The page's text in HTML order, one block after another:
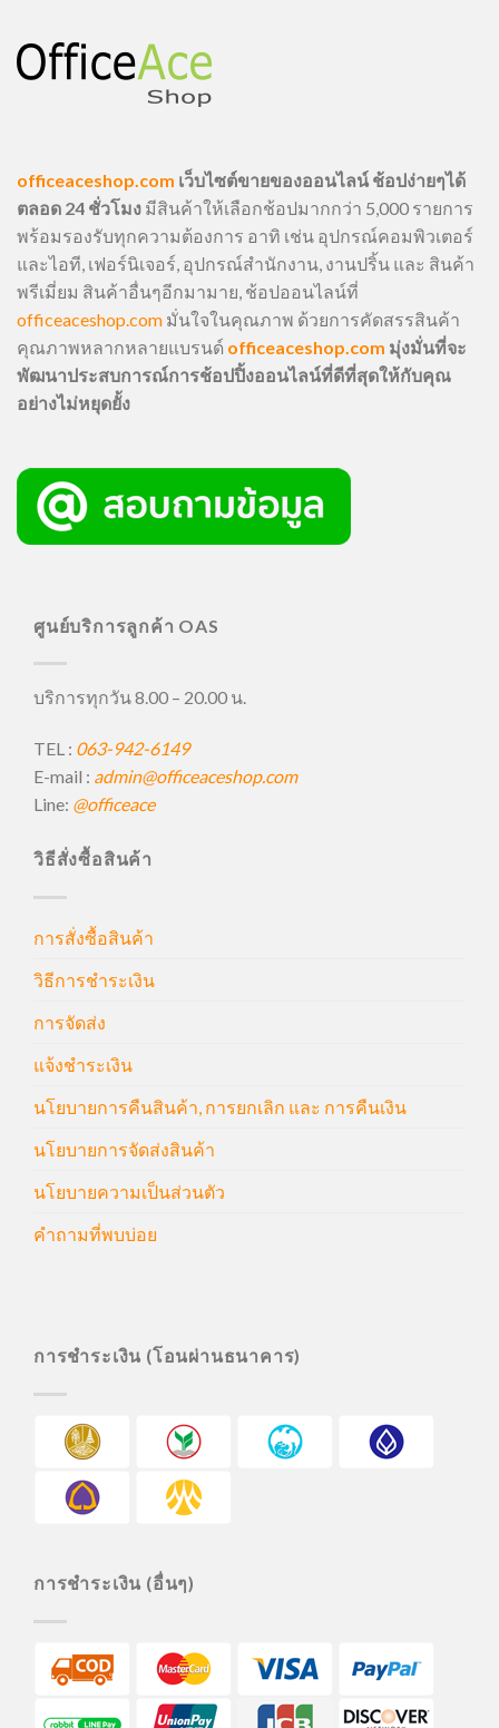
officeaceshop.com เว็บไซต์ขายของออนไลน์ ช้อปง่ายๆได้
ตลอด 24 ชั่วโมง มีสินค้าให้เลือกช้อปมากกว่า 5,000 รายการ
พร้อมรองรับทุกความต้องการ อาทิ เช่น อุปกรณ์คอมพิวเตอร์
และไอที, เฟอร์นิเจอร์, อุปกรณ์สำนักงาน, งานปริ้น และ สินค้า
พรีเมี่ยม สินค้าอื่นๆอีกมามาย, ช้อปออนไลน์ที่
officeaceshop.com มั่นใจในคุณภาพ ด้วยการคัดสรรสินค้า
คุณภาพหลากหลายแบรนด์ officeaceshop.com มุ่งมั่นที่จะ
พัฒนาประสบการณ์การช้อปปิ้งออนไลน์ที่ดีที่สุดให้กับคุณ
อย่างไม่หยุดยั้ง
ศูนย์บริการลูกค้า OAS
บริการทุกวัน 8.00 – 20.00 น.
TEL : 063-942-6149
E-mail : admin@officeaceshop.com
Line: @officeace
วิธีสั่งซื้อสินค้า
การสั่งซื้อสินค้า
วิธีการชำระเงิน
การจัดส่ง
แจ้งชำระเงิน
นโยบายการคืนสินค้า, การยกเลิก และ การคืนเงิน
นโยบายการจัดส่งสินค้า
นโยบายความเป็นส่วนตัว
คำถามที่พบบ่อย
การชำระเงิน (โอนผ่านธนาคาร)
การชำระเงิน (อื่นๆ)